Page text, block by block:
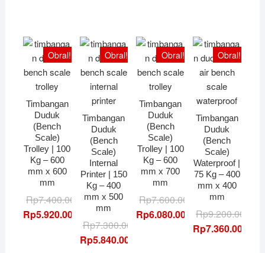
Obral!
Timbangan
Duduk
(Bench
Scale)
Trolley | 100
Kg – 600
mm x 600
mm
Rp7.400.000,00Harga
aslinya
adalah:
Rp7.400.000,00.
Rp5.920.000,00
Harga
saat
ini
adalah:
Obral!
Timbangan
Duduk
(Bench
Scale)
Internal
Printer | 150
Kg – 400
mm x 500
mm
Rp7.300.000,00
Rp5.840.000,00
Obral!
Timbangan
Duduk
(Bench
Scale)
Trolley | 100
Kg – 600
mm x 700
mm
Rp7.600.000,00
Harga
aslinya
adalah:
Rp6.080.000,00
Harga
saat
ini
Obral!
Timbangan
Duduk
(Bench
Scale)
Waterproof |
75 Kg – 400
mm x 400
mm
Rp9.200.000,00
Rp7.360.000,00